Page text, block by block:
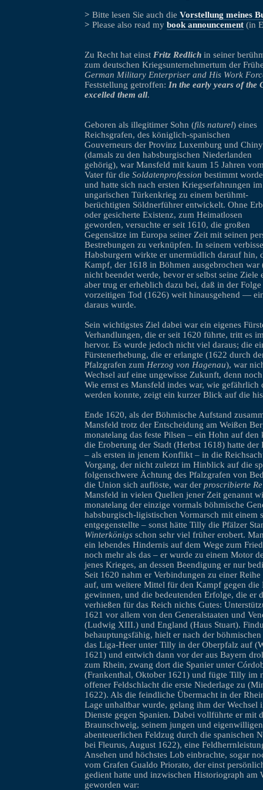
> Bitte lesen Sie auch die Vorstellung meines
> Please also read my book announcement (in
Zu Recht hat einst Fritz Redlich in seiner
zum deutschen Kriegsunternehmertum der
German Military Enterpriser and His Work
Feststellung getroffen: In the early years of the
excelled them all.
Geboren als illegitimer Sohn (fils naturel) eines
Reichsgrafen, des königlich-spanischen
Gouverneurs der Provinz Luxemburg und Chiny
(damals zu den habsburgischen Niederlanden
gehörig), war Mansfeld mit kaum 15 Jahren
Vater für die Soldatenprofession bestimmt
und hatte sich nach ersten Kriegserfahrungen im
ungarischen Türkenkrieg zu einem berühmt-
berüchtigten Söldnerführer entwickelt. Ohne
oder gesicherte Existenz, zum Heimatlosen
geworden, versuchte er seit 1610, die großen
Gegensätze im Europa seiner Zeit mit seinen
Bestrebungen zu verknüpfen. In seinem
Habsburgern wirkte er unermüdlich darauf hin,
Kampf, der 1618 in Böhmen ausgebrochen war
nicht beendet werde, bevor er selbst seine Ziele
aber trug er erheblich dazu bei, daß in der
vorzeitigen Tod (1626) weit hinausgehend —
daraus wurde.
Sein wichtigstes Ziel dabei war ein eigenes
Verhandlungen, die er seit 1620 führte, tritt es
hervor. Es wurde jedoch nicht viel daraus; die
Fürstenerhebung, die er erlangte (1622 durch
Pfalzgrafen zum Herzog von Hagenau), war
Wechsel auf eine ungewisse Zukunft, denn
Wie ernst es Mansfeld indes war, wie gefährlich
werden konnte, zeigt ein kurzer Blick auf die
Ende 1620, als der Böhmische Aufstand
Mansfeld trotz der Entscheidung am Weißen
monatelang das feste Pilsen – ein Hohn auf den
die Eroberung der Stadt (Herbst 1618) hatte
– als ersten in jenem Konflikt – in die
Vorgang, der nicht zuletzt im Hinblick auf die
folgenschwere Ächtung des Pfalzgrafen von
die Union sich auflöste, war der proscribierte
Mansfeld in vielen Quellen jener Zeit genannt
monatelang der einzige vormals böhmische
habsburgisch-ligistischen Vormarsch mit einem
entgegenstellte – sonst hätte Tilly die Pfälzer
Winterkönigs schon sehr viel früher erobert.
ein lebendes Hindernis auf dem Wege zum
noch mehr als das – er wurde zu einem Motor
jenes Krieges, an dessen Beendigung er nur
Seit 1620 nahm er Verbindungen zu einer
auf, um weitere Mittel für den Kampf gegen die
gewinnen, und die bedeutenden Erfolge, die er
verhießen für das Reich nichts Gutes:
1621 vor allem von den Generalstaaten und
(Ludwig XIII.) und England (Haus Stuart).
behauptungsfähig, hielt er nach der
das Liga-Heer unter Tilly in der Oberpfalz auf
1621) und entwich dann vor der aus Bayern
zum Rhein, zwang dort die Spanier unter
(Frankenthal, Oktober 1621) und fügte Tilly im
offener Feldschlacht die erste Niederlage zu
1622). Als die feindliche Übermacht in der
Lage unhaltbar wurde, gelang ihm der Wechsel
Dienste gegen Spanien. Dabei vollführte er mit
Braunschweig, seinem jungen und
abenteuerlichen Feldzug durch die spanischen
bei Fleurus, August 1622), eine
Ansehen und höchstes Lob einbrachte, sogar
vom Grafen Gualdo Priorato, der einst
gedient hatte und inzwischen Historiograph am
geworden war: